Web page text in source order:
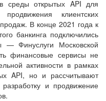
среды открытых API для
клиентских
В конце 2021 года к
банкинга подключились
— Финуслуги Московской
финансовые сервисы не
активности в рамках
API, но и рассчитывают
и продвижение